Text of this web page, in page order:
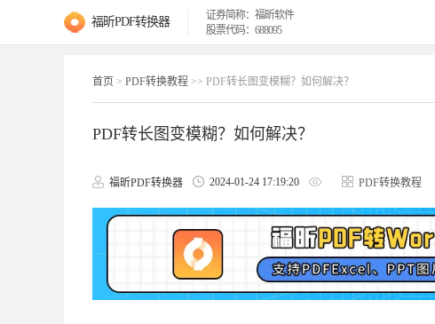
福昕PDF转换器
证券简称：福昕软件
股票代码：688095
首页 > PDF转换教程 >> PDF转长图变模糊？如何解决？
PDF转长图变模糊？如何解决？
福昕PDF转换器 2024-01-24 17:19:20 PDF转换教程